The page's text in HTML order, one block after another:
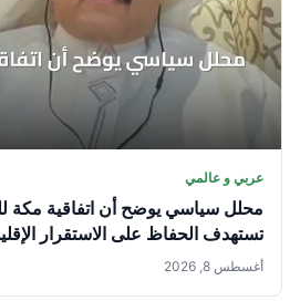
عربي و عالمي
محلل سياسي يوضح أن اتفاقية مكة
تستهدف الحفاظ على الاستقرار
أغسطس 8, 2026